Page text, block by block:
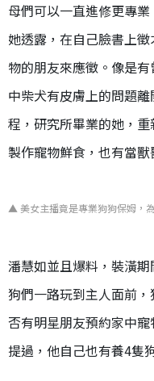
母們可以一直進修更專
她透露，在自己臉書上
物的朋友來應徵。像是
中柴犬有皮膚上的問題
程，研究所畢業的她，
製作寵物鮮食，也有當獸
▲ 美女主播竟是專業狗狗保姆，
潘慧如並且爆料，裝潢
狗們一路玩到主人面前
否有明星朋友預約家中
提過，他自己也有養4隻